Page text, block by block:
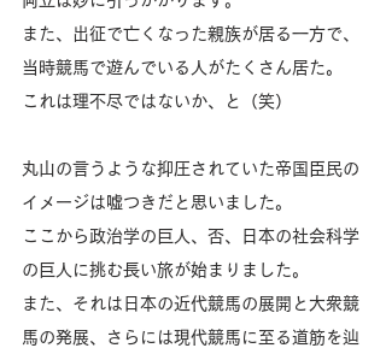
また、出征で亡くなった親族が居る一方で、
当時競馬で遊んでいる人がたくさん居た。
これは理不尽ではないか、と（笑）
丸山の言うような抑圧されていた帝国臣民の
イメージは嘘つきだと思いました。
ここから政治学の巨人、否、日本の社会科学
の巨人に挑む長い旅が始まりました。
また、それは日本の近代競馬の展開と大衆競
馬の発展、さらには現代競馬に至る道筋を辿